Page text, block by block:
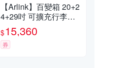
【Arlink】百變箱 20+2
4+29吋 可擴充行李箱
1:9+55 雙開行李箱(行
李箱上掀式/行李箱組)
$15,360
券